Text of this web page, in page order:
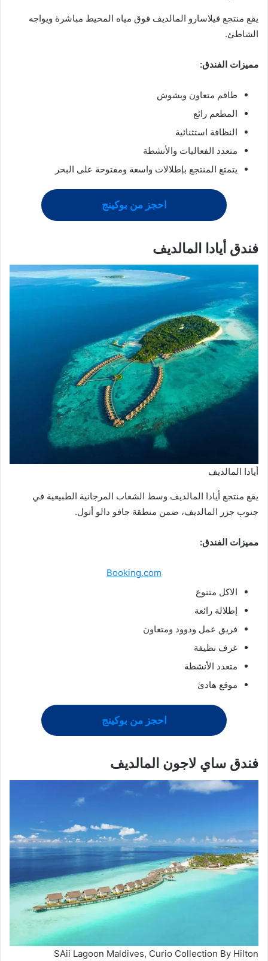
يقع منتجع فيلاسارو المالديف فوق مياه المحيط مباشرة ويواجه
الشاطئ.
مميزات الفندق:
طاقم متعاون وبشوش
المطعم رائع
النظافة استثنائية
متعدد الفعاليات والأنشطة
يتمتع المنتجع بإطلالات واسعة ومفتوحة على البحر
احجز من بوكينج
فندق أيادا المالديف
أيادا المالديف
يقع منتجع أيادا المالديف وسط الشعاب المرجانية الطبيعية في
جنوب جزر المالديف، ضمن منطقة جافو دالو أتول.
مميزات الفندق:
Booking.com
الاكل متنوع
إطلالة رائعة
فريق عمل ودوود ومتعاون
غرف نظيفة
متعدد الأنشطة
موقع هادئ
احجز من بوكينج
فندق ساي لاجون المالديف
SAii Lagoon Maldives, Curio Collection By Hilton